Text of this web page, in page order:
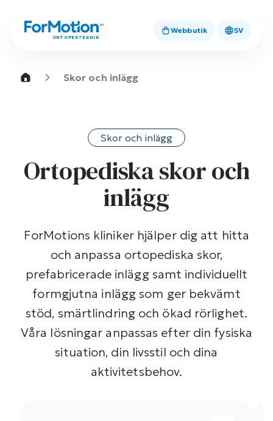
ORTOPEDTEKNIK
Webbutik SV
Skor och inlägg
Skor och inlägg
Ortopediska skor och
inlägg
ForMotions kliniker hjälper dig att hitta
och anpassa ortopediska skor,
prefabricerade inlägg samt individuellt
formgjutna inlägg som ger bekvämt
stöd, smärtlindring och ökad rörlighet.
Våra lösningar anpassas efter din fysiska
situation, din livsstil och dina
aktivitetsbehov.